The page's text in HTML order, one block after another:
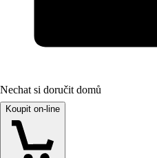
Nechat si doručit domů
Koupit on-line